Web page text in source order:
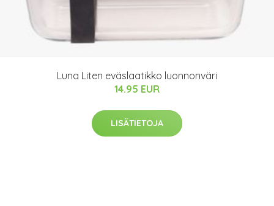
Luna Liten eväslaatikko luonnonväri
14.95 EUR
LISÄTIETOJA